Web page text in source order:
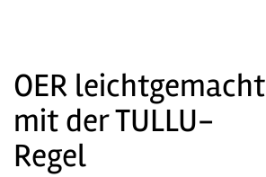
OER leichtgemacht
mit der TULLU-
Regel